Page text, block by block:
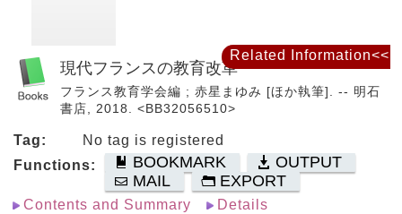
現代フランスの教育改革
フランス教育学会編 ; 赤星まゆみ [ほか執筆]. -- 明石
書店, 2018. <BB32056510>
Tag:
No tag is registered
Functions:
BOOKMARK
OUTPUT
MAIL
EXPORT
Contents and Summary Details
Related Information<<